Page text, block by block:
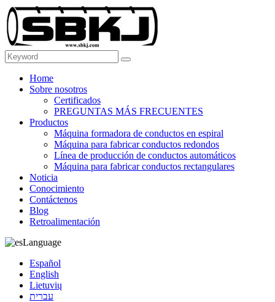
Home
Sobre nosotros
Certificados
PREGUNTAS MÁS FRECUENTES
Productos
Máquina formadora de conductos en espiral
Máquina para fabricar conductos redondos
Línea de producción de conductos automáticos
Máquina para fabricar conductos rectangulares
Noticia
Conocimiento
Contáctenos
Blog
Retroalimentación
Language
Español
English
Lietuvių
עברית